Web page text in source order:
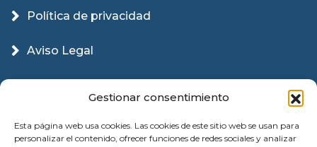
Gestionar consentimiento
Esta página web usa cookies. Las cookies de este sitio web se usan para
personalizar el contenido, ofrecer funciones de redes sociales y analizar
Política de privacidad
Aviso Legal